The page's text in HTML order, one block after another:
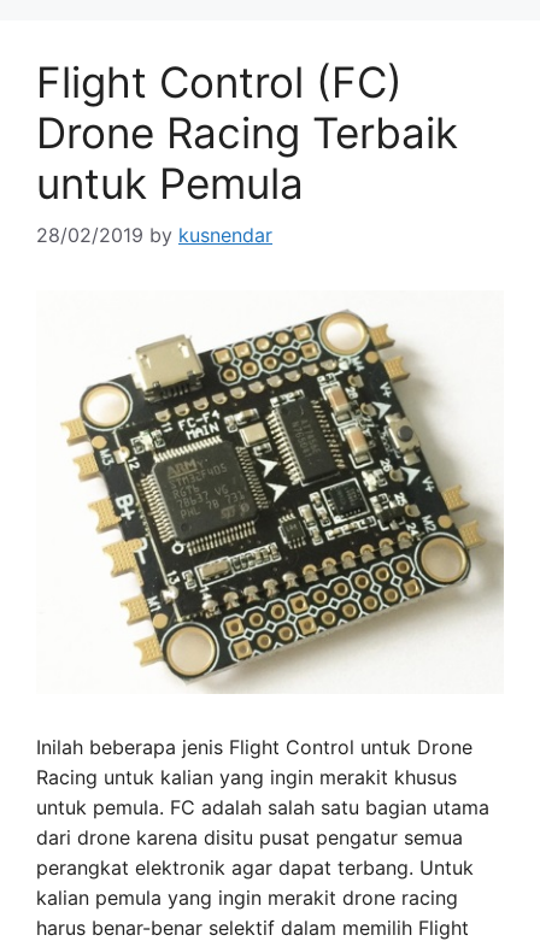
Flight Control (FC)
Drone Racing Terbaik
untuk Pemula
28/02/2019 by kusnendar
Inilah beberapa jenis Flight Control untuk Drone
Racing untuk kalian yang ingin merakit khusus
untuk pemula. FC adalah salah satu bagian utama
dari drone karena disitu pusat pengatur semua
perangkat elektronik agar dapat terbang. Untuk
kalian pemula yang ingin merakit drone racing
harus benar-benar selektif dalam memilih Flight